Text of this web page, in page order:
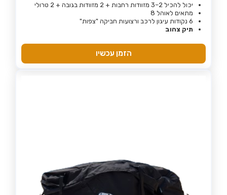
יכול להכיל 2–3 מזוודות רחבות + 2 מזוודות בגובה + 2 טרולי
מתאים לאוהל 8
6 נקודות עיגון לרכב ורצועות חביקה "צפות"
תיק צהוב
הזמן עכשיו